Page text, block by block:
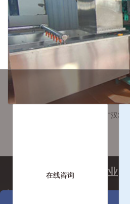
在线咨询
三鑫贸易/益海广汉粮
工业计量行业
客服热线：0512-65827267